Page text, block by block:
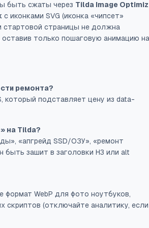
быть сжаты через Tilda Image
с иконками SVG (иконка «чипсет»
стартовой страницы не должна
только пошаговую анимацию на
ремонта?
подставляет цену из data-
на Tilda?
«апгрейд SSD/ОЗУ», «ремонт
быть зашит в заголовки H3 или alt
формат WebP для фото ноутбуков,
скриптов (отключайте аналитику, если